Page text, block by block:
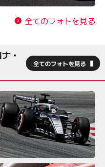
全てのフォトを見る
・
全てのフォトを見る